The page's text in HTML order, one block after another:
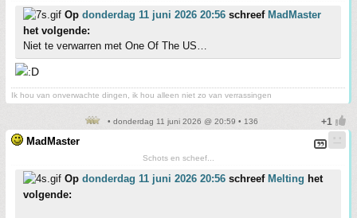
Op donderdag 11 juni 2026 20:56 schreef MadMaster
het volgende:
Niet te verwarren met One Of The US…
Ik hou van onverwachte dingen, ik hou alleen niet zo van verrassingen
• donderdag 11 juni 2026 @ 20:59 • 136
MadMaster
Schots en scheef...
Op donderdag 11 juni 2026 20:56 schreef Melting het
volgende: